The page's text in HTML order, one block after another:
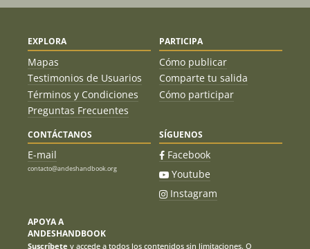
EXPLORA
Mapas
Testimonios de Usuarios
Términos y Condiciones
Preguntas Frecuentes
PARTICIPA
Cómo publicar
Comparte tu salida
Cómo participar
CONTÁCTANOS
E-mail
contacto@andeshandbook.org
SÍGUENOS
Facebook
Youtube
Instagram
APOYA A
ANDESHANDBOOK
Suscríbete y accede a todos los contenidos sin limitaciones. O